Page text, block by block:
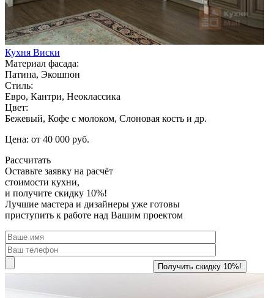
Кухня Виски
Материал фасада:
Патина, Экошпон
Стиль:
Евро, Кантри, Неоклассика
Цвет:
Бежевый, Кофе с молоком, Слоновая кость и др.
Цена: от 40 000 руб.
Рассчитать
Оставьте заявку на расчёт
стоимости кухни,
и получите скидку 10%!
Лучшие мастера и дизайнеры уже готовы
приступить к работе над Вашим проектом